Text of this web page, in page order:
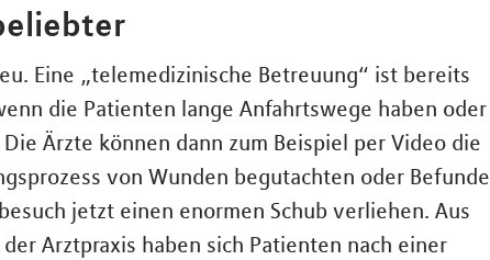
Eine „telemedizinische Betreuung“ ist bereits
die Patienten lange Anfahrtswege haben oder
Ärzte können dann zum Beispiel per Video die
von Wunden begutachten oder Befunde
jetzt einen enormen Schub verliehen. Aus
Arztpraxis haben sich Patienten nach einer